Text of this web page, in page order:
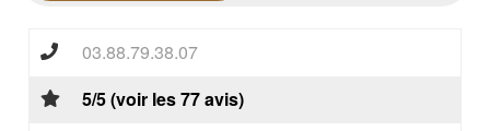
03.88.79.38.07
5/5 (voir les 77 avis)